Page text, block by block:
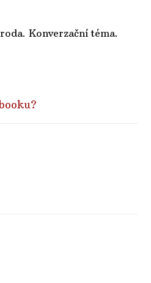
Konverzační téma.